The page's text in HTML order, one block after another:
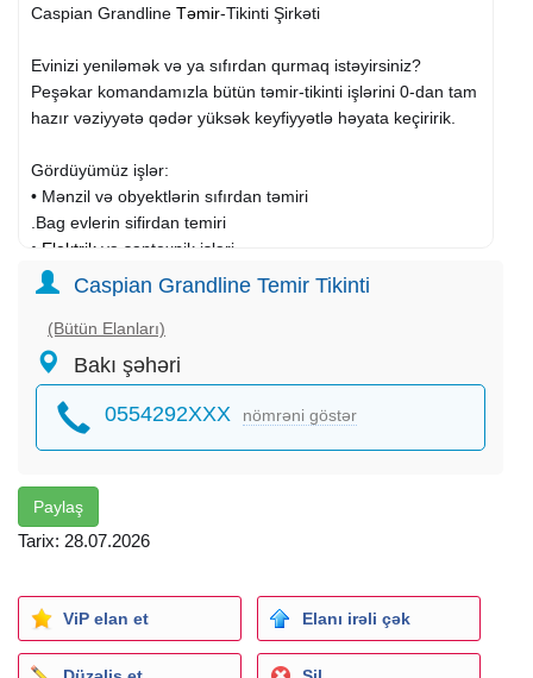
Caspian Grandline Təmir-Tikinti Şirkəti
Evinizi yeniləmək və ya sıfırdan qurmaq istəyirsiniz?
Peşəkar komandamızla bütün təmir-tikinti işlərini 0-dan tam
hazır vəziyyətə qədər yüksək keyfiyyətlə həyata keçiririk.
Gördüyümüz işlər:
• Mənzil və obyektlərin sıfırdan təmiri
.Bag evlerin sifirdan temiri
• Elektrik və santexnik işləri
• Döşəmə, divar, tavan işləri
• Dizayn və layihələndirmə
• Açar təslimi tam təmir
Kampaniya: Tərəfimizdən təmir edilən hər bir evə PULSUZ
mətbəx mebeli hədiyyə!
Caspian Grandline - doğru seçimdir.
Caspian Grandline Temir Tikinti
(Bütün Elanları)
Bakı şəhəri
0554292XXX nömrəni göstər
Paylaş
Tarix: 28.07.2026
ViP elan et Elanı irəli çək